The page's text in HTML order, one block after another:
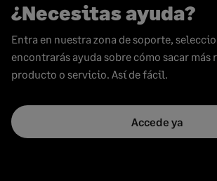
¿Necesitas ayuda?
Entra en nuestra zona de soporte,
encontrarás ayuda sobre cómo sacar
producto o servicio. Así de fácil.
Accede ya